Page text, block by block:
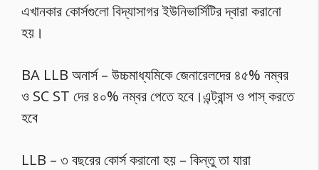
এখানকার কোর্সগুলো বিদ্যাসাগর ইউনিভার্সিটির দ্বারা করানো
হয়।
BA LLB অনার্স – উচ্চমাধ্যমিকে জেনারেলদের ৪৫% নম্বর
ও SC ST দের ৪০% নম্বর পেতে হবে।এন্ট্রান্স ও পাস্ করতে
হবে
LLB – ৩ বছরের কোর্স করানো হয় – কিন্তু তা যারা